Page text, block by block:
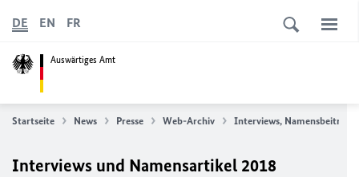
Auswärtiges Amt
DE EN FR
Startseite News Presse Web-Archiv Interviews, Namensbeiträge
Interviews und Namensartikel 2018